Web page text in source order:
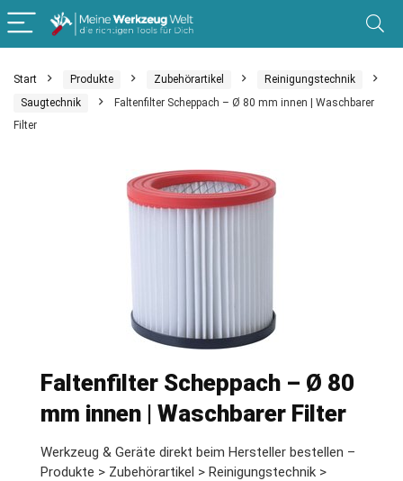
Start Produkte Zubehörartikel
Reinigungstechnik
Saugtechnik
Faltenfilter Scheppach – Ø 80 mm innen | Waschbarer
Filter
Faltenfilter Scheppach – Ø 80
mm innen | Waschbarer Filter
Werkzeug & Geräte direkt beim Hersteller bestellen –
Produkte > Zubehörartikel > Reinigungstechnik >